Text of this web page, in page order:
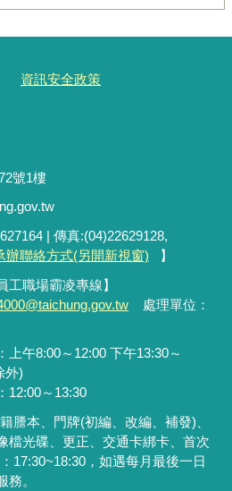
資訊安全政策
72號1樓
| 傳真:(04)22629128,
辦聯絡方式(另開新視窗)
】
工職場霸凌專線】
處理單位：
上午8:00～12:00 下午13:30～
外)
～13:30
謄本、門牌(初編、改編、補發)
檔光碟、更正、交通卡綁卡、首次
： 17:30~18:30，如遇每月最後一日
。